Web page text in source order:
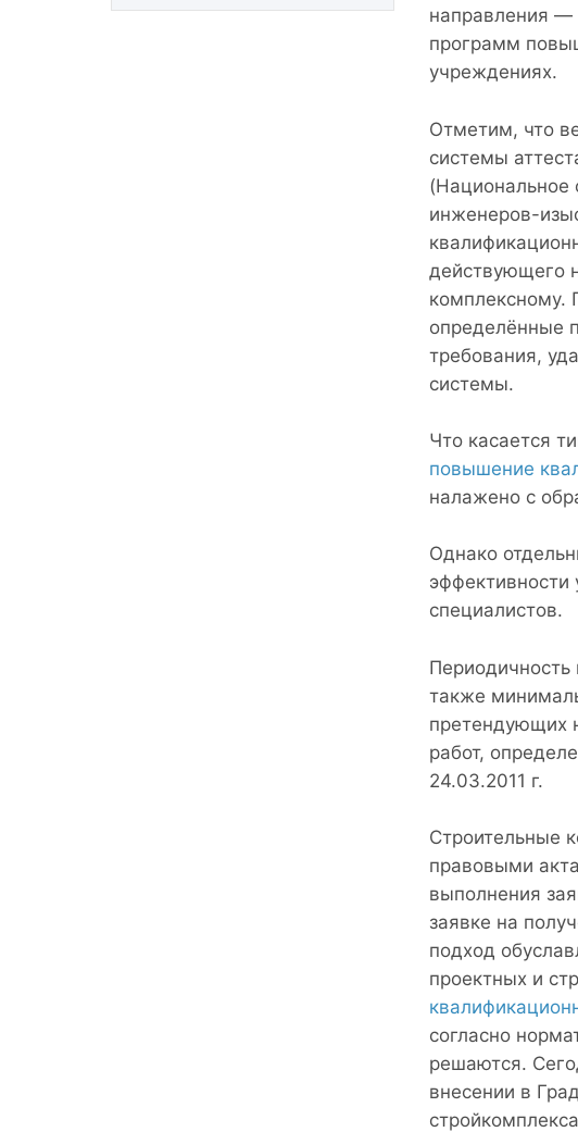
направления —
программ
учреждениях.
Отметим, что
системы
инженеров-
действующего
комплексному.
определённые
требования,
системы.
Что касается
повышение
налажено с
Однако
специалистов.
также
претендующих
работ,
24.03.2011 г.
Строительные
правовыми
выполнения
заявке на
подход
проектных и
согласно
решаются.
внесении в